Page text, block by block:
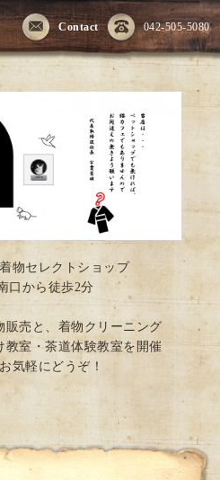
042-505-5080
Contact
物セレクトショップ
口から徒歩2分
販売と、着物クリーニング
教室・茶道体験教室を開催
気軽にどうぞ！